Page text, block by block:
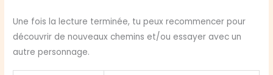
Une fois la lecture terminée, tu peux recommencer pour
découvrir de nouveaux chemins et/ou essayer avec un
autre personnage.